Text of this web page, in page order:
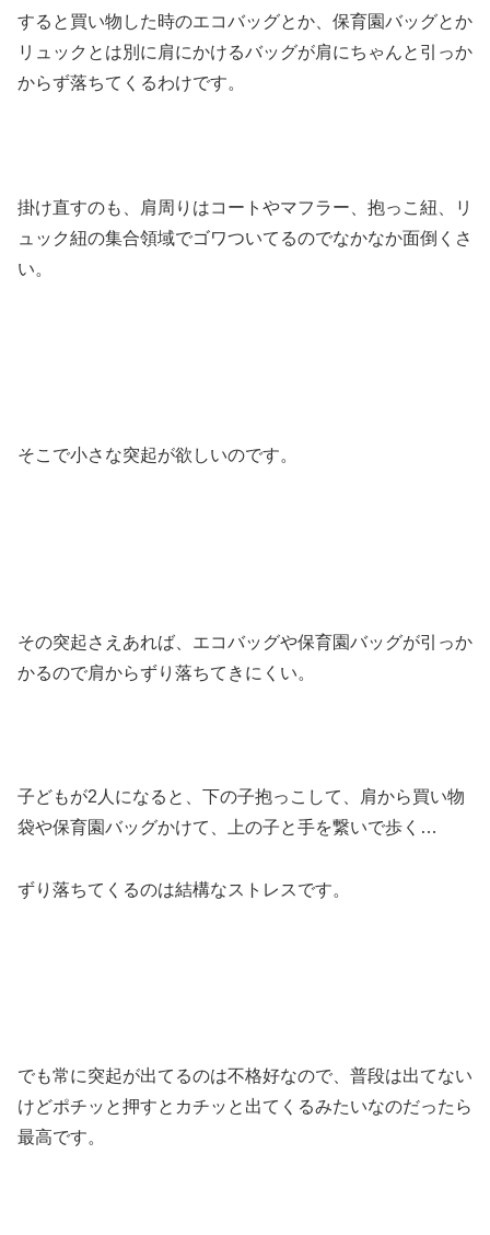
すると買い物した時のエコバッグとか、保育園バッグとか
リュックとは別に肩にかけるバッグが肩にちゃんと引っか
からず落ちてくるわけです。
掛け直すのも、肩周りはコートやマフラー、抱っこ紐、リ
ュック紐の集合領域でゴワついてるのでなかなか面倒くさ
い。
そこで小さな突起が欲しいのです。
その突起さえあれば、エコバッグや保育園バッグが引っか
かるので肩からずり落ちてきにくい。
子どもが2人になると、下の子抱っこして、肩から買い物
袋や保育園バッグかけて、上の子と手を繋いで歩く…
ずり落ちてくるのは結構なストレスです。
でも常に突起が出てるのは不格好なので、普段は出てない
けどポチッと押すとカチッと出てくるみたいなのだったら
最高です。